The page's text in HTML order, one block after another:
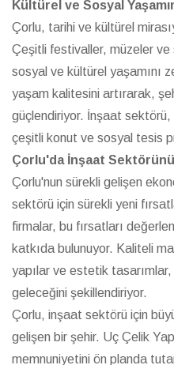
Kültürel ve Sosyal
Çorlu, tarihi ve kültürel
Çeşitli festivaller, müzeler ve
sosyal ve kültürel yaşamını
yaşam kalitesini artırarak,
güçlendiriyor. İnşaat sektörü,
çeşitli konut ve sosyal tesis
Çorlu'da İnşaat
Çorlu'nun sürekli gelişen
sektörü için sürekli yeni
firmalar, bu fırsatları
katkıda bulunuyor. Kaliteli
yapılar ve estetik
geleceğini şekillendiriyor.
Çorlu, inşaat sektörü için
gelişen bir şehir. Uç Çelik
memnuniyetini ön planda